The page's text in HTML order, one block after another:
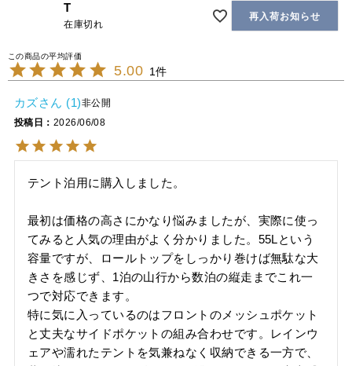
T
在庫切れ
再入荷お知らせ
5.00 1
カズ 1 非公開
投稿日
2026/06/08
テント泊用に購入しました。
最初は価格の高さにかなり悩みましたが、実際に使っ
てみると人気の理由がよく分かりました。55Lという
容量ですが、ロールトップをしっかり巻けば無駄な大
きさを感じず、1泊の山行から数泊の縦走までこれ一
つで対応できます。
特に気に入っているのはフロントのメッシュポケット
と丈夫なサイドポケットの組み合わせです。レインウ
ェアや濡れたテントを気兼ねなく収納できる一方で、